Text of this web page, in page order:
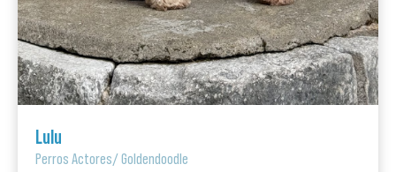
Lulu
Perros Actores/Goldendoodle